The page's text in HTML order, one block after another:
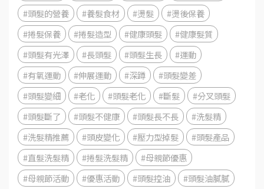
#頭髮的營養
#養髮食材 #燙髮
#燙後保養
#捲髮保養
#捲髮造型 #健康頭髮
#健康髮質
#頭髮有光澤
#長頭髮 #頭髮生長
#運動
#有氧運動
#伸展運動 #深蹲
#頭髮變差
#頭髮變細
#老化 #頭髮老化 #斷髮
#分叉頭髮
#頭髮斷了
#頭髮不健康 #頭髮長不長
#洗髮精
#洗髮精推薦
#頭皮變化 #壓力型掉髮
#頭髮產品
#直髮洗髮精
#捲髮洗髮精
#母親節優惠
#母親節活動
#優惠活動 #頭髮控油
#頭髮油膩膩